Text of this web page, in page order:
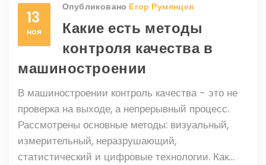
13
ноя
Опубликовано Егор Румянцев
Какие есть методы
контроля качества в
машиностроении
В машиностроении контроль качества - это не
проверка на выходе, а непрерывный процесс.
Рассмотрены основные методы: визуальный,
измерительный, неразрушающий,
статистический и цифровые технологии. Как